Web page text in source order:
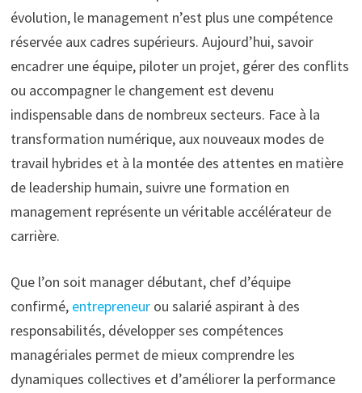
évolution, le management n’est plus une compétence
réservée aux cadres supérieurs. Aujourd’hui, savoir
encadrer une équipe, piloter un projet, gérer des conflits
ou accompagner le changement est devenu
indispensable dans de nombreux secteurs. Face à la
transformation numérique, aux nouveaux modes de
travail hybrides et à la montée des attentes en matière
de leadership humain, suivre une formation en
management représente un véritable accélérateur de
carrière.
Que l’on soit manager débutant, chef d’équipe
confirmé, entrepreneurou salarié aspirant à des
responsabilités, développer ses compétences
managériales permet de mieux comprendre les
dynamiques collectives et d’améliorer la performance